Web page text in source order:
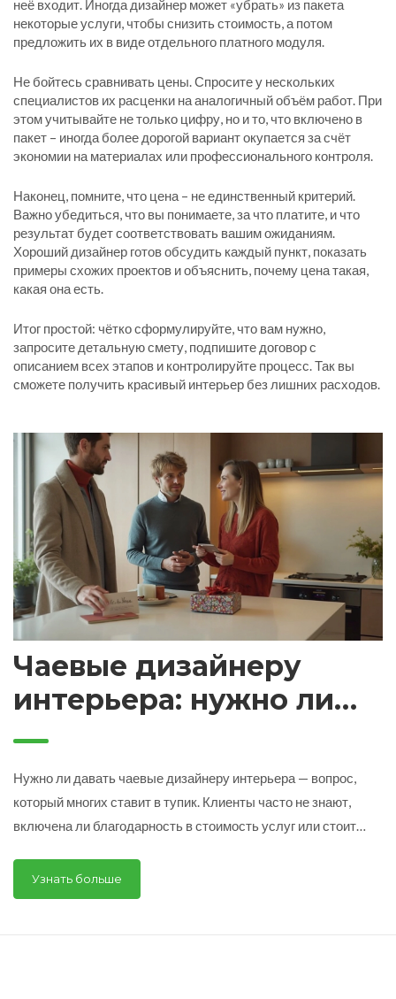
неё входит. Иногда дизайнер может «убрать» из пакета
некоторые услуги, чтобы снизить стоимость, а потом
предложить их в виде отдельного платного модуля.
Не бойтесь сравнивать цены. Спросите у нескольких
специалистов их расценки на аналогичный объём работ. При
этом учитывайте не только цифру, но и то, что включено в
пакет – иногда более дорогой вариант окупается за счёт
экономии на материалах или профессионального контроля.
Наконец, помните, что цена – не единственный критерий.
Важно убедиться, что вы понимаете, за что платите, и что
результат будет соответствовать вашим ожиданиям.
Хороший дизайнер готов обсудить каждый пункт, показать
примеры схожих проектов и объяснить, почему цена такая,
какая она есть.
Итог простой: чётко сформулируйте, что вам нужно,
запросите детальную смету, подпишите договор с
описанием всех этапов и контролируйте процесс. Так вы
сможете получить красивый интерьер без лишних расходов.
Чаевые дизайнеру
интерьера: нужно ли
платить сверх гонорара
Нужно ли давать чаевые дизайнеру интерьера — вопрос,
который многих ставит в тупик. Клиенты часто не знают,
включена ли благодарность в стоимость услуг или стоит
разбираем не только этический момент, но и реальные
традиции в сфере ремонта: расчёты, примеры, лайфхаки.
Узнать больше